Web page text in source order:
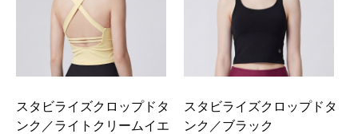
スタビライズクロップドタ
ンク／ライトクリームイエ
スタビライズクロップドタ
ンク／ブラック